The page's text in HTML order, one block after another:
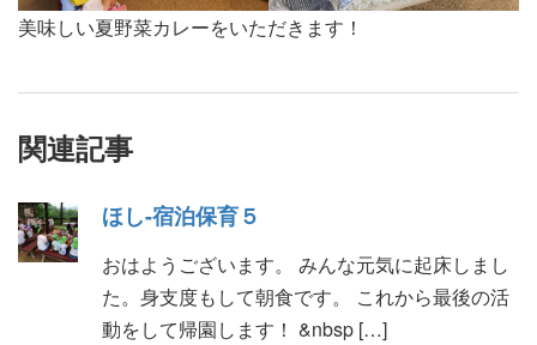
美味しい夏野菜カレーをいただきます！
関連記事
ほし-宿泊保育５
おはようございます。 みんな元気に起床しまし
た。身支度もして朝食です。 これから最後の活
動をして帰園します！ &nbsp […]